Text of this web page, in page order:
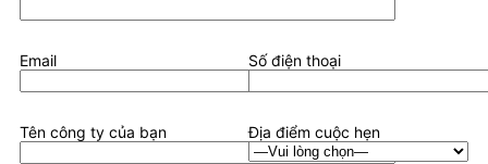
Email Số điện thoại
Tên công ty của bạn Địa điểm cuộc hẹn